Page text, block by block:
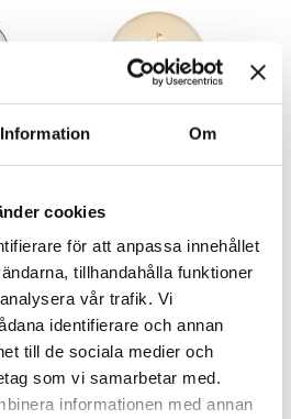
Information Om
cookies
för att anpassa innehållet
tillhandahålla funktioner
vår trafik. Vi
identifierare och annan
till de sociala medier och
som vi samarbetar med.
informationen med annan
J&EL Flexi Dekor Glob 95
83,00 kr
119,00 kr -30%
LÄGG I VARUKORG
I webblager: 25 st